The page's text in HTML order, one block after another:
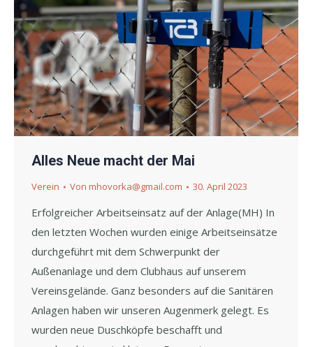
Alles Neue macht der Mai
Verein Von mhovorka@gmail.com 30. April 2023
Erfolgreicher Arbeitseinsatz auf der Anlage(MH) In
den letzten Wochen wurden einige Arbeitseinsätze
durchgeführt mit dem Schwerpunkt der
Außenanlage und dem Clubhaus auf unserem
Vereinsgelände. Ganz besonders auf die Sanitären
Anlagen haben wir unseren Augenmerk gelegt. Es
wurden neue Duschköpfe beschafft und